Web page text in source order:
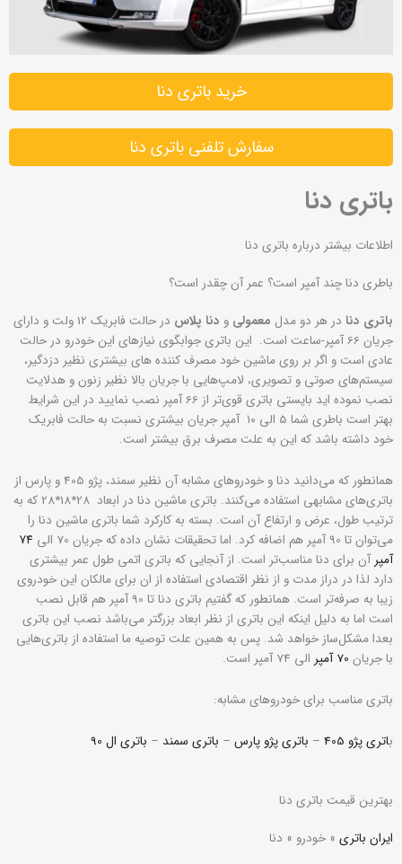
خرید باتری دنا
سفارش تلفنی باتری دنا
باتری دنا
اطلاعات بیشتر درباره باتری دنا
باطری دنا چند آمپر است؟ عمر آن چقدر است؟
باتری‌ دنا در هر دو مدل معمولی و دنا پلاس
در حالت فابریک 12 ولت و دارای
جریان 66 آمپر-ساعت است. این باتری جوابگوی نیازهای این خودرو در حالت
عادی است و اگر بر روی ماشین خود مصرف کننده های بیشتری نظیر دزدگیر،
سیستم‌های صوتی و تصویری، لامپ‌هایی با جریان بالا نظیر زنون و هدلایت
نصب نموده اید بایستی باتری قوی‌تر از 66 آمپر نصب نمایید در این شرایط
بهتر است باطری شما 5 الی ۱۰ آمپر جریان بیشتری نسبت به حالت فابریک
خود داشته باشد که این به علت مصرف برق بیشتر است.
همانطور که می‌دانید دنا و خودروهای مشابه آن نظیر سمند، پژو 405 و پارس از
باتری‌های مشابهی استفاده می‌کنند. باتری ماشین دنا در ابعاد 28*18*28 که به
ترتیب طول، عرض و ارتفاع آن است. بسته به کارکرد شما باتری‌ ماشین دنا را
می‌توان تا 90 آمپر هم اضافه کرد. اما تحقیقات نشان داده که جریان 70 الی
۷۴
آمپر آن برای دنا مناسب‌تر است. از آنجایی که باتری اتمی طول عمر بیشتری
دارد لذا در دراز مدت و از نظر اقتصادی استفاده از ان برای مالکان این خودروی
زیبا به صرفه‌تر است. همانطور که گفتیم باتری دنا تا 90 آمپر هم قابل نصب
است اما به دلیل اینکه این باتری از نظر ابعاد بزرگتر می‌باشد نصب این باتری
بعدا مشکل‌ساز خواهد شد. پس به همین علت توصیه ما استفاده از باتری‌هایی
با جریان 70 آمپر الی 74 آمپر است.
باتری مناسب برای خودروهای مشابه:
باتری پژو 405 – باتری پژو پارس – باتری سمند – باتری ال 90
بهترین قیمت باتری دنا
ایران باتری » خودرو » دنا